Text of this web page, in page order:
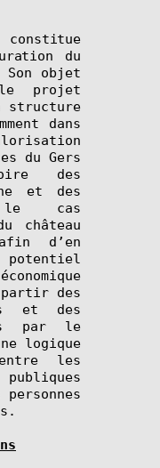
du
Son objet
projet
structure
dans
du Gers
des
et des
le cas
château
d’en
des
et des
par le
logique
les